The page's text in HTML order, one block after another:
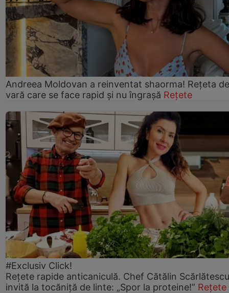
Andreea Moldovan a reinventat shaorma! Rețeta de
vară care se face rapid și nu îngrașă Rețete
#Exclusiv Click!
Rețete rapide anticaniculă. Chef Cătălin
invită la tocăniță de linte: „Spor la proteine!” Rețete